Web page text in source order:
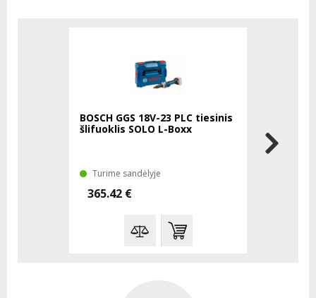
BOSCH GGS 18V-23 PLC tiesinis
šlifuoklis SOLO L-Boxx
Turime sandėlyje
365.42 €